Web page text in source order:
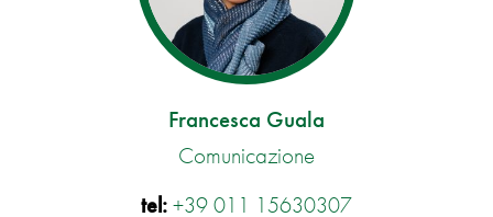
Francesca Guala
Comunicazione
tel:+39 011 15630307